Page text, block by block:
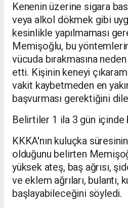
Kenenin üzerine sigara
veya alkol dökmek gibi
kesinlikle yapılmaması
Memişoğlu, bu
vücuda bırakmasına
etti. Kişinin keneyi
vakit kaybetmeden en
başvurması gerektiğini
Belirtiler 1 ila 3 gün içinde
KKKA'nın kuluçka
olduğunu belirten
yüksek ateş, baş ağrısı,
ve eklem ağrıları, bulantı,
başlayabileceğini söyledi.